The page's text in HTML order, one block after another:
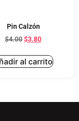
Pin Calzón
$4.00$3.80
al carrito